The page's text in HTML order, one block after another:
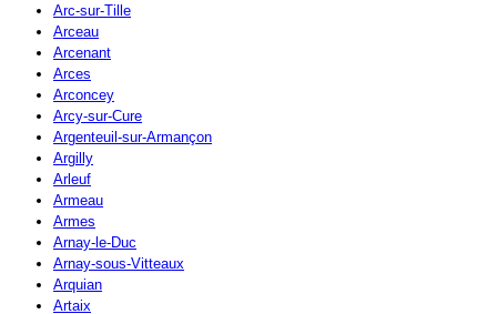
Arc-sur-Tille
Arceau
Arcenant
Arces
Arconcey
Arcy-sur-Cure
Argenteuil-sur-Armançon
Argilly
Arleuf
Armeau
Armes
Arnay-le-Duc
Arnay-sous-Vitteaux
Arquian
Artaix